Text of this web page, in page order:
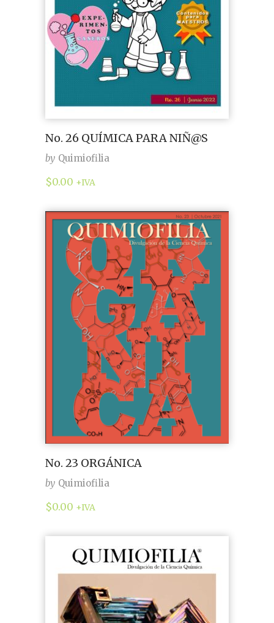
No. 26 QUÍMICA PARA NIÑ@S
by Quimiofilia
$0.00 +IVA
No. 23 ORGÁNICA
by Quimiofilia
$0.00 +IVA